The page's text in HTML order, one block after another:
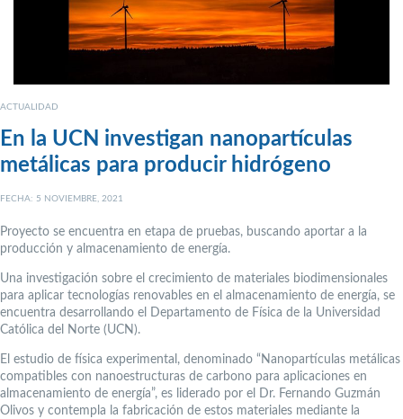
ACTUALIDAD
En la UCN investigan nanopartículas
metálicas para producir hidrógeno
FECHA: 5 NOVIEMBRE, 2021
Proyecto se encuentra en etapa de pruebas, buscando aportar a la
producción y almacenamiento de energía.
Una investigación sobre el crecimiento de materiales biodimensionales
para aplicar tecnologías renovables en el almacenamiento de energía, se
encuentra desarrollando el Departamento de Física de la Universidad
Católica del Norte (UCN).
El estudio de física experimental, denominado “Nanopartículas metálicas
compatibles con nanoestructuras de carbono para aplicaciones en
almacenamiento de energía”, es liderado por el Dr. Fernando Guzmán
Olivos y contempla la fabricación de estos materiales mediante la